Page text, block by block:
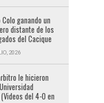
ganando un
distante de los
del Cacique
2026
le hicieron
del 4-0 en